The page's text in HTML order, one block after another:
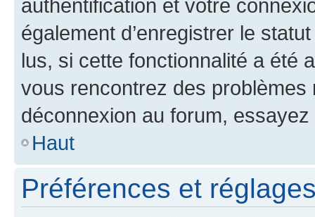
authentification et votre
également d’enregistrer le
lus, si cette fonctionnalité a été
vous rencontrez des
déconnexion au forum,
Haut
Préférences et